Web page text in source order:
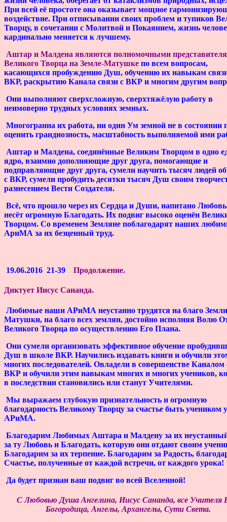
При всей её простоте она оказывает мощное
воздействие. При отписывании своих проблем и тупиков
Творцу, в сочетании с Молитвой и Покаянием, жизнь
кардинально меняется к лучшему.
Аштар и Малдена являются полномочными
Великого Творца на Земле-Матушке по всем вопросам,
касающихся пробуждению Душ, обучению их навыкам
ВКР, раскрытию Канала связи с ВКР и многим другим
Они выполняют сверхсложную, сверхтяжёлую работу в
неимоверно трудных условиях земных.
Многогранна их работа, ни один Ум земной не в состоянии
оценить грандиозность, масштабность выполняемой ими
Аштар и Малдена, соединённые Великим Творцом в одно
ядро, взаимно дополняющие друг друга, помогающие и
подправляющие друг друга, сумели научить тысяч людей
с ВКР, сумели пробудить десятки тысяч Душ своим
разнесением Вести Создателя.
Всё, что прошло через их Сердца и Души, напитано
несёт огромную Благодать. Их подвиг высоко оценён
Творцом. Со временем Земляне поблагодарят наших
АриМА за их безценный труд.
19.06.2016 21-39 Продолжение.
Диктует Иисус Сананда.
Любимые наши АРиМА неустанно трудятся на благо
Матушки, на благо всех землян, достойно исполняя Волю
Великого Творца по осуществлению Его Плана.
Они сумели организовать эффективное обучение
Душ в школе ВКР. Научились издавать книги и обучили
многих последователей. Овладели в совершенстве Каналом
ВКР и обучили этим навыкам многих и многих учеников,
в последствии становились или станут Учителями.
Мы выражаем глубокую признательность и огромную
благодарность Великому Творцу за счастье быть учеником у
АРиМА.
Благодарим Любимых Аштара и Малдену за их
за ту Любовь и Благодать, которую они отдают своим
Благодарим за их терпение. Благодарим за Радость,
Счастье, полученные от каждой встречи, от каждого урока!
Да будет признан ваш подвиг во всей Вселенной!
С Любовью Душа Ангелина, Иисус Сананда, все Учителя
Богородица, Ангелы, Архангелы, Сути Света.